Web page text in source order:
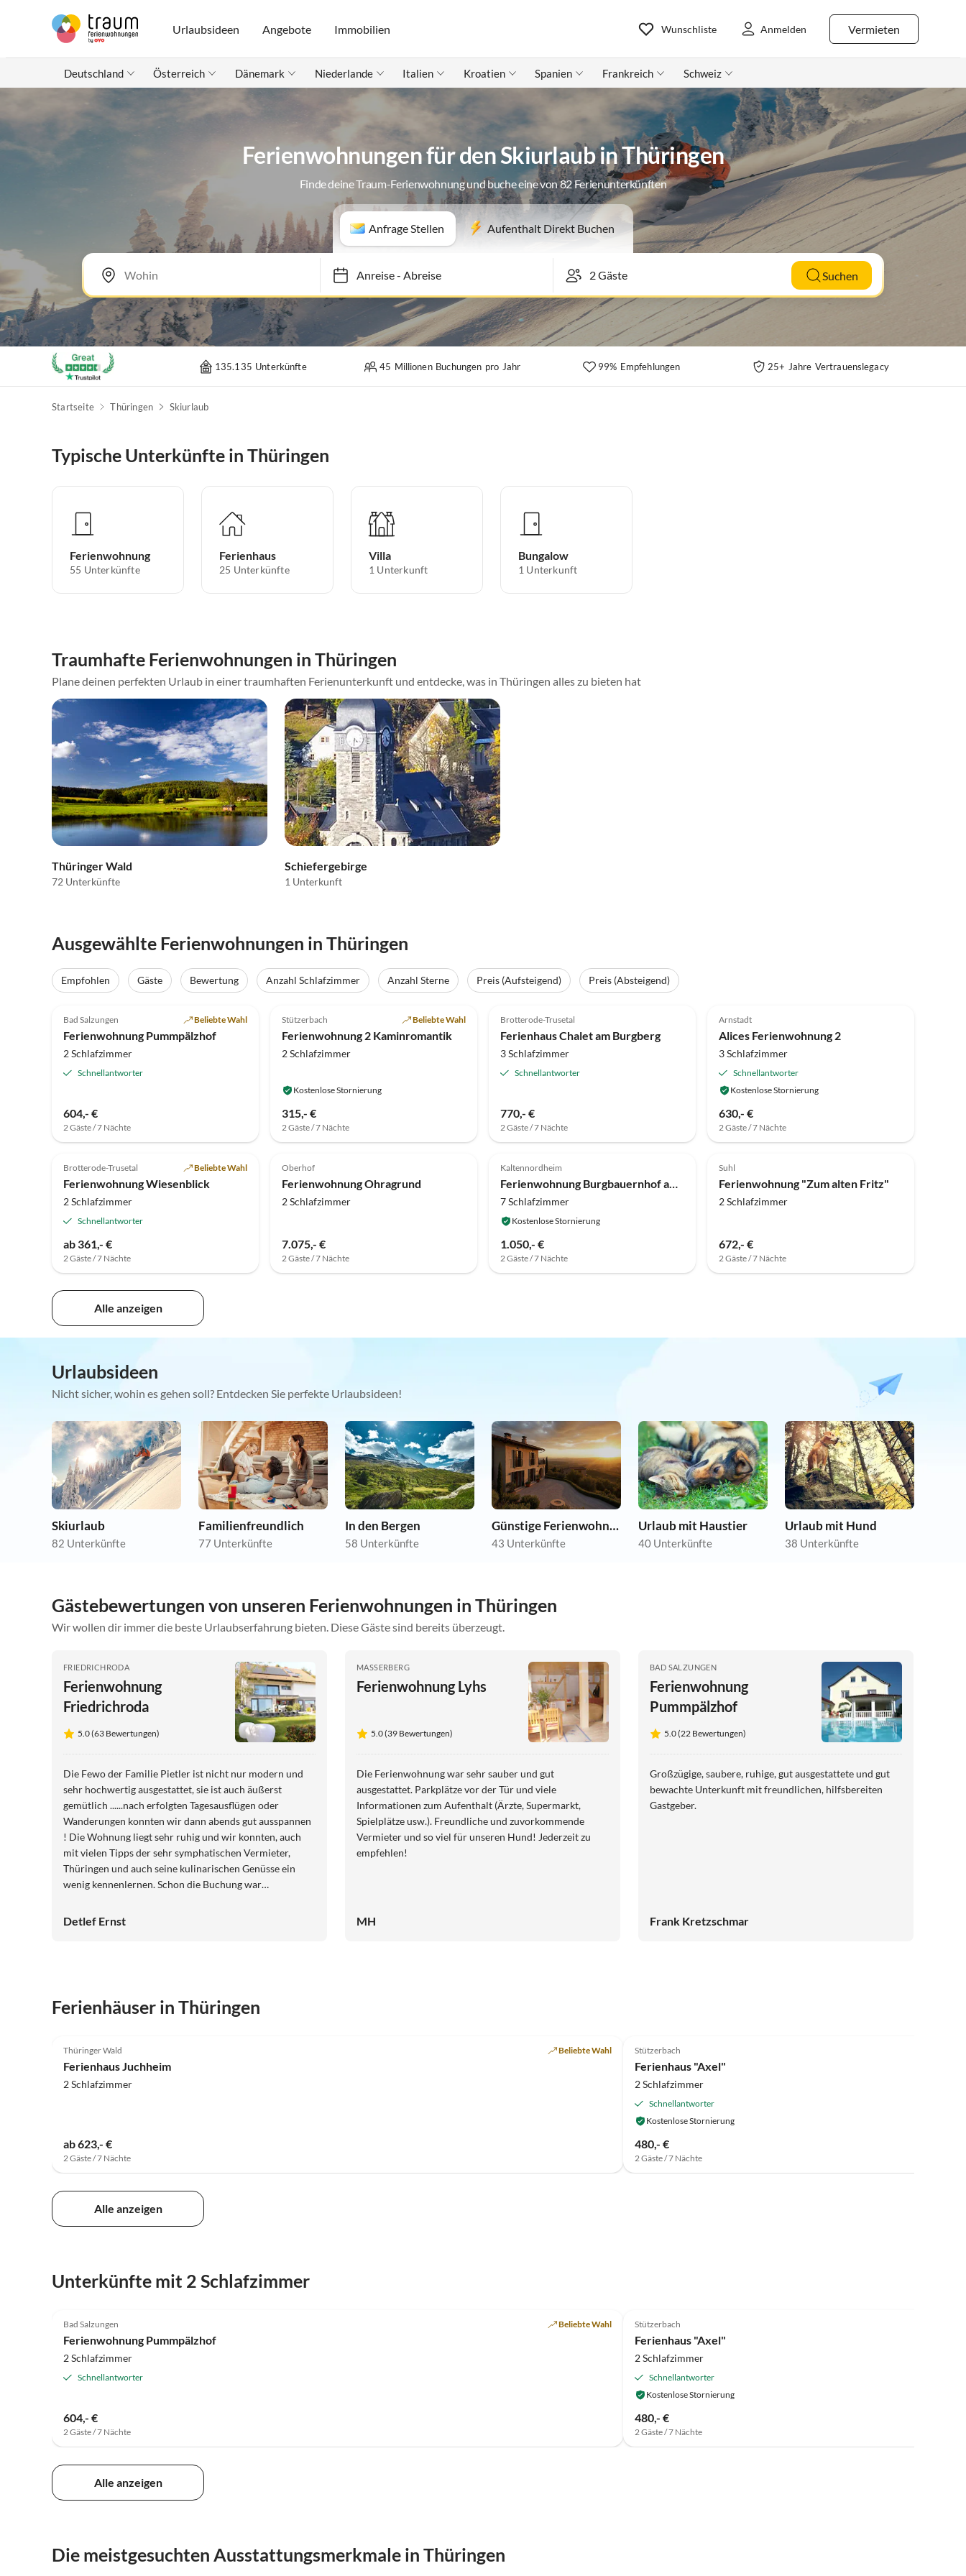
Urlaubsideen Angebote Immobilien Vermieten
Wunschliste Anmelden
Deutschland Österreich Dänemark Niederlande Italien Kroatien Spanien Frankreich Schweiz
Ferienwohnungen für den Skiurlaub in Thüringen
Finde deine Traum-Ferienwohnung und buche eine von 82 Ferienunterkünften
Anfrage Stellen Aufenthalt Direkt Buchen
Anreise-Abreise Suchen
135.135 Unterkünfte 45 Millionen Buchungen pro Jahr 99% Empfehlungen 25+ Jahre Vertrauenslegacy
Startseite Thüringen Skiurlaub
Typische Unterkünfte in Thüringen
Ferienwohnung
55 Unterkünfte
Ferienhaus
25 Unterkünfte
Villa
1 Unterkunft
Bungalow
1 Unterkunft
Traumhafte Ferienwohnungen in Thüringen
Plane deinen perfekten Urlaub in einer traumhaften Ferienunterkunft und entdecke, was in Thüringen alles zu bieten hat
Thüringer Wald
72 Unterkünfte
Schiefergebirge
1 Unterkunft
Ausgewählte Ferienwohnungen in Thüringen
Empfohlen Gäste Bewertung Anzahl Schlafzimmer Anzahl Sterne Preis (Aufsteigend) Preis (Absteigend)
Super-Gastgeber
Top-Inserat
Bad Salzungen Beliebte Wahl
Ferienwohnung Pummpälzhof
2 Schlafzimmer
Schnellantworter
604,- €
2 Gäste / 7 Nächte
Stützerbach Beliebte Wahl
Ferienwohnung 2 Kaminromantik
2 Schlafzimmer
Kostenlose Stornierung
315,- €
2 Gäste / 7 Nächte
Brotterode-Trusetal
Ferienhaus Chalet am Burgberg
3 Schlafzimmer
Schnellantworter
770,- €
2 Gäste / 7 Nächte
Arnstadt
Alices Ferienwohnung 2
3 Schlafzimmer
Schnellantworter
Kostenlose Stornierung
630,- €
2 Gäste / 7 Nächte
4.8 (2)
Brotterode-Trusetal Beliebte Wahl
Ferienwohnung Wiesenblick
2 Schlafzimmer
Schnellantworter
ab 361,- €
2 Gäste / 7 Nächte
Top-Inserat
3.8 (1)
Oberhof
Ferienwohnung Ohragrund
2 Schlafzimmer
7.075,- €
2 Gäste / 7 Nächte
Top-Inserat
Kaltennordheim
Ferienwohnung Burgbauernhof am Katzenstein
7 Schlafzimmer
Kostenlose Stornierung
1.050,- €
2 Gäste / 7 Nächte
Suhl
Ferienwohnung "Zum alten Fritz"
2 Schlafzimmer
672,- €
2 Gäste / 7 Nächte
Alle anzeigen
Urlaubsideen
Nicht sicher, wohin es gehen soll? Entdecken Sie perfekte Urlaubsideen!
Skiurlaub
82 Unterkünfte
Familienfreundlich
77 Unterkünfte
In den Bergen
58 Unterkünfte
Günstige Ferienwohnungen
43 Unterkünfte
Urlaub mit Haustier
40 Unterkünfte
Urlaub mit Hund
38 Unterkünfte
Gästebewertungen von unseren Ferienwohnungen in Thüringen
Wir wollen dir immer die beste Urlaubserfahrung bieten. Diese Gäste sind bereits überzeugt.
FRIEDRICHRODA
Ferienwohnung
Friedrichroda
5.0 (63 Bewertungen)
Die Fewo der Familie Pietler ist nicht nur modern und
sehr hochwertig ausgestattet, sie ist auch äußerst
gemütlich ......nach erfolgten Tagesausflügen oder
Wanderungen konnten wir dann abends gut ausspannen
! Die Wohnung liegt sehr ruhig und wir konnten, auch
mit vielen Tipps der sehr symphatischen Vermieter,
Thüringen und auch seine kulinarischen Genüsse ein
wenig kennenlernen. Schon die Buchung war
Jedem ans Herz legen, der einen Thüringenbesuch plant
Detlef Ernst
MASSERBERG
Ferienwohnung Lyhs
5.0 (39 Bewertungen)
Die Ferienwohnung war sehr sauber und gut
ausgestattet. Parkplätze vor der Tür und viele
Informationen zum Aufenthalt (Ärzte, Supermarkt,
Spielplätze usw.). Freundliche und zuvorkommende
Vermieter und so viel für unseren Hund! Jederzeit zu
empfehlen!
MH
BAD SALZUNGEN
Ferienwohnung
Pummpälzhof
5.0 (22 Bewertungen)
Großzügige, saubere, ruhige, gut ausgestattete und gut
bewachte Unterkunft mit freundlichen, hilfsbereiten
Gastgeber.
Frank Kretzschmar
Ferienhäuser in Thüringen
Thüringer Wald Beliebte Wahl
Ferienhaus Juchheim
2 Schlafzimmer
ab 623,- €
2 Gäste / 7 Nächte
Stützerbach
Ferienhaus "Axel"
2 Schlafzimmer
Schnellantworter
Kostenlose Stornierung
480,- €
2 Gäste / 7 Nächte
Alle anzeigen
Unterkünfte mit 2 Schlafzimmer
Super-Gastgeber
Bad Salzungen Beliebte Wahl
Ferienwohnung Pummpälzhof
2 Schlafzimmer
Schnellantworter
604,- €
2 Gäste / 7 Nächte
Stützerbach
Ferienhaus "Axel"
2 Schlafzimmer
Schnellantworter
Kostenlose Stornierung
480,- €
2 Gäste / 7 Nächte
Alle anzeigen
Die meistgesuchten Ausstattungsmerkmale in Thüringen